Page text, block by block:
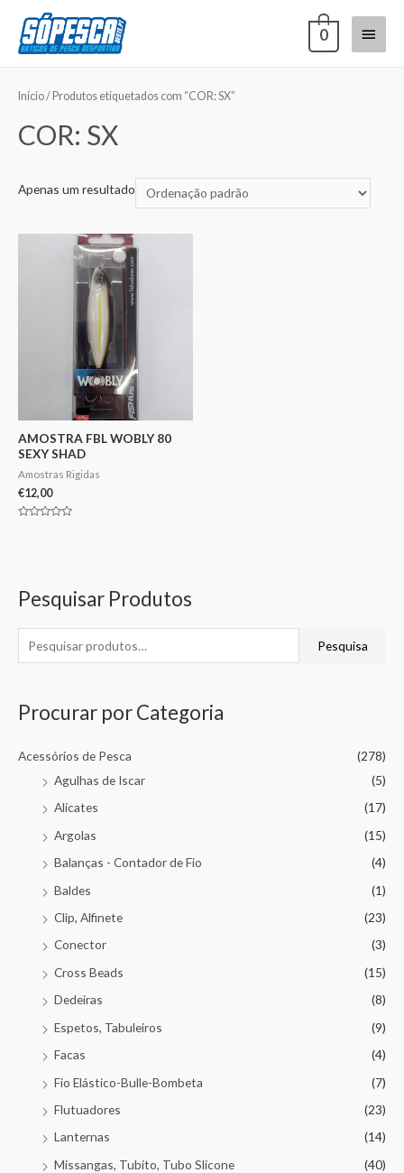
0
Pesquisar Produtos
Pesquisa
Procurar por Categoria
Acessórios de Pesca
(278)
Agulhas de Iscar
(5)
Alicates
(17)
Argolas
(15)
Balanças - Contador de Fio
(4)
Baldes
(1)
Clip, Alfinete
(23)
Conector
(3)
Cross Beads
(15)
Dedeiras
(8)
Espetos, Tabuleiros
(9)
Facas
(4)
Fio Elástico-Bulle-Bombeta
(7)
Flutuadores
(23)
Lanternas
(14)
Missangas, Tubito, Tubo Slicone
(40)
Início/ Produtos etiquetados com “COR: SX”
COR: SX
Apenas um resultado
AMOSTRA FBL WOBLY 80
SEXY SHAD
Amostras Rigidas
€12,00